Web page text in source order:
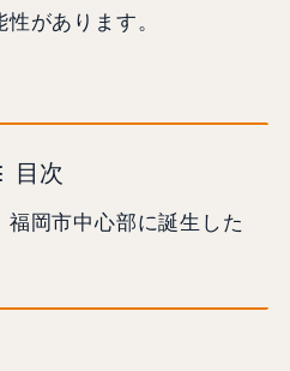
があります。
目次
岡市中心部に誕生した